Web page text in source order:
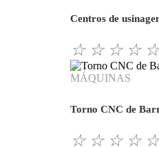
Centros de
☆ ☆ ☆ ☆ ☆
MÁQUINAS
Torno CNC de
☆ ☆ ☆ ☆ ☆